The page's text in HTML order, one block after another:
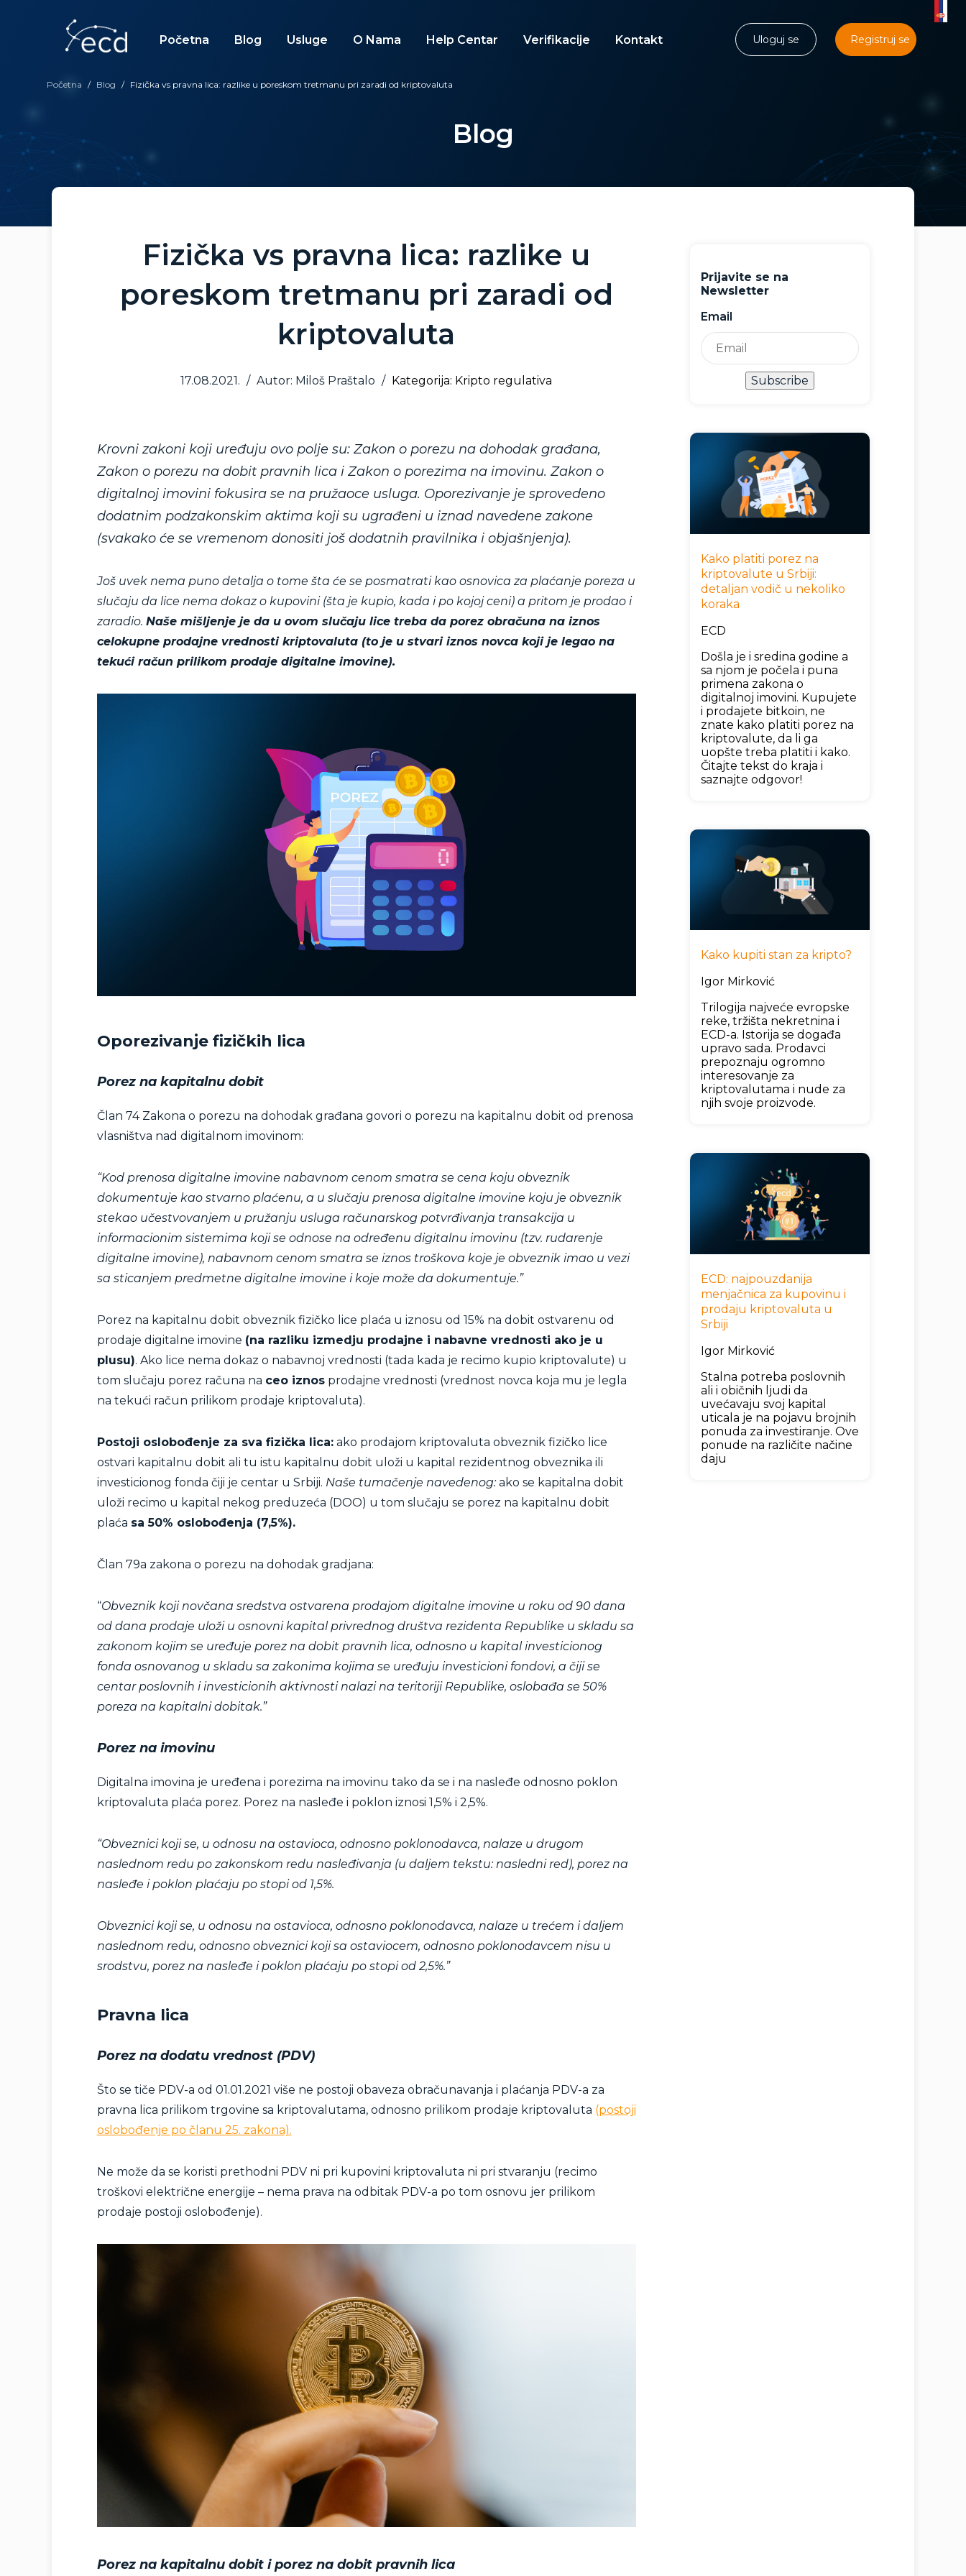
Početna Blog Usluge O Nama Help Centar Verifikacije Kontakt Uloguj se Registruj se
Početna / Blog / Fizička vs pravna lica: razlike u poreskom tretmanu pri zaradi od kriptovaluta
Blog
Fizička vs pravna lica: razlike u
poreskom tretmanu pri zaradi od
kriptovaluta
17.08.2021. / Autor: Miloš Praštalo / Kategorija: Kripto regulativa
Krovni zakoni koji uređuju ovo polje su: Zakon o porezu na dohodak građana,
Zakon o porezu na dobit pravnih lica i Zakon o porezima na imovinu. Zakon o
digitalnoj imovini fokusira se na pružaoce usluga. Oporezivanje je sprovedeno
dodatnim podzakonskim aktima koji su ugrađeni u iznad navedene zakone
(svakako će se vremenom donositi još dodatnih pravilnika i objašnjenja).
Još uvek nema puno detalja o tome šta će se posmatrati kao osnovica za plaćanje poreza u
slučaju da lice nema dokaz o kupovini (šta je kupio, kada i po kojoj ceni) a pritom je prodao i
zaradio. Naše mišljenje je da u ovom slučaju lice treba da porez obračuna na iznos
celokupne prodajne vrednosti kriptovaluta (to je u stvari iznos novca koji je legao na
tekući račun prilikom prodaje digitalne imovine).
Oporezivanje fizičkih lica
Porez na kapitalnu dobit
Član 74 Zakona o porezu na dohodak građana govori o porezu na kapitalnu dobit od prenosa
vlasništva nad digitalnom imovinom:
“Kod prenosa digitalne imovine nabavnom cenom smatra se cena koju obveznik
dokumentuje kao stvarno plaćenu, a u slučaju prenosa digitalne imovine koju je obveznik
stekao učestvovanjem u pružanju usluga računarskog potvrđivanja transakcija u
informacionim sistemima koji se odnose na određenu digitalnu imovinu (tzv. rudarenje
digitalne imovine), nabavnom cenom smatra se iznos troškova koje je obveznik imao u vezi
sa sticanjem predmetne digitalne imovine i koje može da dokumentuje.”
Porez na kapitalnu dobit obveznik fizičko lice plaća u iznosu od 15% na dobit ostvarenu od
prodaje digitalne imovine (na razliku izmedju prodajne i nabavne vrednosti ako je u
plusu). Ako lice nema dokaz o nabavnoj vrednosti (tada kada je recimo kupio kriptovalute) u
tom slučaju porez računa na ceo iznosprodajne vrednosti (vrednost novca koja mu je legla
na tekući račun prilikom prodaje kriptovaluta).
Postoji oslobođenje za sva fizička lica:ako prodajom kriptovaluta obveznik fizičko lice
ostvari kapitalnu dobit ali tu istu kapitalnu dobit uloži u kapital rezidentnog obveznika ili
investicionog fonda čiji je centar u Srbiji. Naše tumačenje navedenog:ako se kapitalna dobit
uloži recimo u kapital nekog preduzeća (DOO) u tom slučaju se porez na kapitalnu dobit
plaća sa 50% oslobođenja (7,5%).
Član 79a zakona o porezu na dohodak gradjana:
“Obveznik koji novčana sredstva ostvarena prodajom digitalne imovine u roku od 90 dana
od dana prodaje uloži u osnovni kapital privrednog društva rezidenta Republike u skladu sa
zakonom kojim se uređuje porez na dobit pravnih lica, odnosno u kapital investicionog
fonda osnovanog u skladu sa zakonima kojima se uređuju investicioni fondovi, a čiji se
centar poslovnih i investicionih aktivnosti nalazi na teritoriji Republike, oslobađa se 50%
poreza na kapitalni dobitak.”
Porez na imovinu
Digitalna imovina je uređena i porezima na imovinu tako da se i na nasleđe odnosno poklon
kriptovaluta plaća porez. Porez na nasleđe i poklon iznosi 1,5% i 2,5%.
“Obveznici koji se, u odnosu na ostavioca, odnosno poklonodavca, nalaze u drugom
naslednom redu po zakonskom redu nasleđivanja (u daljem tekstu: nasledni red), porez na
nasleđe i poklon plaćaju po stopi od 1,5%.
Obveznici koji se, u odnosu na ostavioca, odnosno poklonodavca, nalaze u trećem i daljem
naslednom redu, odnosno obveznici koji sa ostaviocem, odnosno poklonodavcem nisu u
srodstvu, porez na nasleđe i poklon plaćaju po stopi od 2,5%.”
Pravna lica
Porez na dodatu vrednost (PDV)
Što se tiče PDV-a od 01.01.2021 više ne postoji obaveza obračunavanja i plaćanja PDV-a za
pravna lica prilikom trgovine sa kriptovalutama, odnosno prilikom prodaje kriptovaluta (postoji
oslobođenje po članu 25. zakona).
Ne može da se koristi prethodni PDV ni pri kupovini kriptovaluta ni pri stvaranju (recimo
troškovi električne energije – nema prava na odbitak PDV-a po tom osnovu jer prilikom
prodaje postoji oslobođenje).
Porez na kapitalnu dobit i porez na dobit pravnih lica
Prijavite se na
Newsletter
Email
Subscribe
Kako platiti porez na
kriptovalute u Srbiji:
detaljan vodič u nekoliko
koraka
ECD
Došla je i sredina godine a
sa njom je počela i puna
primena zakona o
digitalnoj imovini. Kupujete
i prodajete bitkoin, ne
znate kako platiti porez na
kriptovalute, da li ga
uopšte treba platiti i kako.
Čitajte tekst do kraja i
saznajte odgovor!
Kako kupiti stan za kripto?
Igor Mirković
Trilogija najveće evropske
reke, tržišta nekretnina i
ECD-a. Istorija se događa
upravo sada. Prodavci
prepoznaju ogromno
interesovanje za
kriptovalutama i nude za
njih svoje proizvode.
ECD: najpouzdanija
menjačnica za kupovinu i
prodaju kriptovaluta u
Srbiji
Igor Mirković
Stalna potreba poslovnih
ali i običnih ljudi da
uvećavaju svoj kapital
uticala je na pojavu brojnih
ponuda za investiranje. Ove
ponude na različite načine
daju